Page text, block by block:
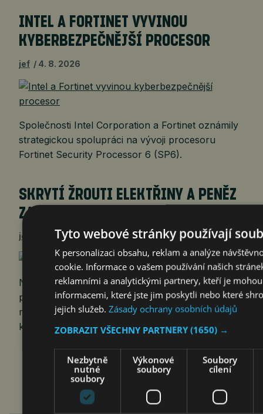
INTEL A FORTINET VYVINOU
KYBERBEZPEČNĚJŠÍ PROCESOR
jef 4. 8. 2026
Společnosti Intel Corporation a Fortinet oznámily
strategickou spolupráci na vývoji procesoru
Fortinet Security Processor 6 (SP6).
SKRYTÍ ŽROUTI ELEKTŘINY A PENĚZ
ZA NI
jef 4. 8. 2026
Ne všechny spotřebiče spotřebovávají elektřinu
pouze tehdy, když jsou vědomě používány. V
mnoha domácnostech nepřetržitě pracují zařízení,
která si lidé téměř neuvědomují.
Tyto webové stránky používají
K personalizaci obsahu, reklam a analýze
cookie. Informace o vašem používání našich
reklamními a analytickými partnery, kteří je
informacemi, které jste jim poskytli nebo které
jejich služeb. Zásady ochrany osobních údajů
ZOBRAZIT VŠECHNY PARTNERY (1650) →
Nezbytně
nutné
soubory
Výkonové
soubory
Soubory
cílení